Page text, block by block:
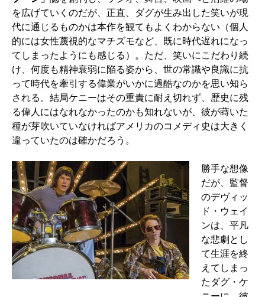
を広げていくのだが、正直、ダグが生み出した笑いが現
代に通じるものかは本作を観てもよくわからない（個人
的には女性蔑視的なマチズモなど、既に時代遅れになっ
てしまったようにも感じる）。ただ、笑いにこだわり続
け、何度も精神衰弱に陥る姿から、世の常識や良識に抗
って時代を牽引する偉業がいかに過酷なのかを思い知ら
される。結局ケニーはその重責に耐え切れず、歴史に残
る偉人にはなれなかったのかも知れないが、彼が蒔いた
種が芽吹いていなければアメリカのコメディ史は大きく
違っていたのは確かだろう。
勝手な想像
だが、監督
のデヴィッ
ド・ウェイ
ンは、平凡
な悲劇とし
て生涯を終
えてしまっ
たダグ・ケ